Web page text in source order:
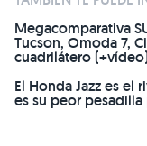
Megacomparativa
Tucson, Omoda 7,
cuadrilátero
El Honda Jazz es el
es su peor